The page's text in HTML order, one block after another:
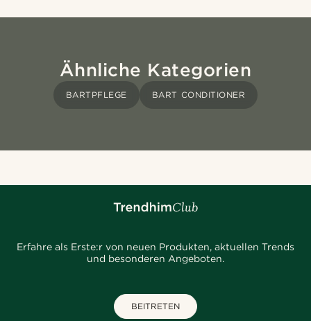
Ähnliche Kategorien
BARTPFLEGE BART CONDITIONER
Erfahre als Erste:r von neuen Produkten, aktuellen Trends
und besonderen Angeboten.
BEITRETEN